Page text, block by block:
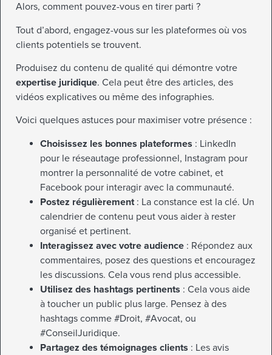
Alors, comment pouvez-vous en tirer parti ?
Tout d’abord, engagez-vous sur les plateformes où vos
clients potentiels se trouvent.
Produisez du contenu de qualité qui démontre votre
expertise juridique. Cela peut être des articles, des
vidéos explicatives ou même des infographies.
Voici quelques astuces pour maximiser votre présence :
Choisissez les bonnes plateformes : LinkedIn
pour le réseautage professionnel, Instagram pour
montrer la personnalité de votre cabinet, et
Facebook pour interagir avec la communauté.
Postez régulièrement: La constance est la clé. Un
calendrier de contenu peut vous aider à rester
organisé et pertinent.
Interagissez avec votre audience : Répondez aux
commentaires, posez des questions et encouragez
les discussions. Cela vous rend plus accessible.
Utilisez des hashtags pertinents : Cela vous aide
à toucher un public plus large. Pensez à des
hashtags comme #Droit, #Avocat, ou
#ConseilJuridique.
Partagez des témoignages clients : Les avis